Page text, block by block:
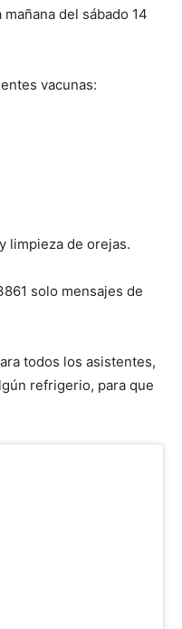
del sábado 14
vacunas:
limpieza de orejas.
solo mensajes de
todos los asistentes,
refrigerio, para que